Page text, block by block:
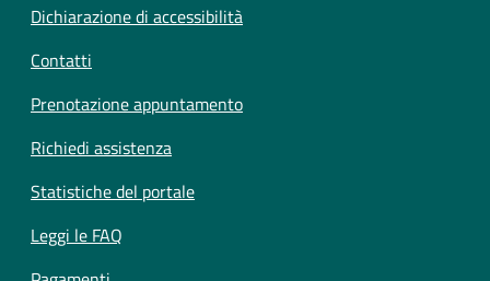
Dichiarazione di accessibilità
Contatti
Prenotazione appuntamento
Richiedi assistenza
Statistiche del portale
Leggi le FAQ